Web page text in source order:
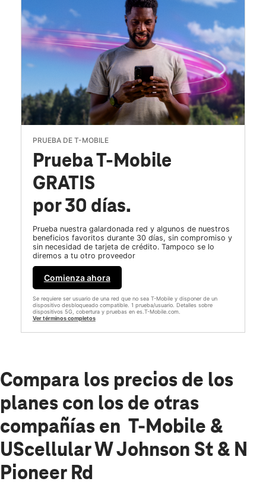
PRUEBA DE T-MOBILE
Prueba T-Mobile
GRATIS
por 30 días.
Prueba nuestra galardonada red y algunos de nuestros
beneficios favoritos durante 30 días, sin compromiso y
sin necesidad de tarjeta de crédito. Tampoco se lo
diremos a tu otro proveedor
Comienza ahora
Se requiere ser usuario de una red que no sea T-Mobile y disponer de un
dispositivo desbloqueado compatible. 1 prueba/usuario. Detalles sobre
dispositivos 5G, cobertura y pruebas en es.T-Mobile.com.
Ver términos completos
Compara los precios de los
planes con los de otras
compañías en T-Mobile &
UScellular W Johnson St & N
Pioneer Rd